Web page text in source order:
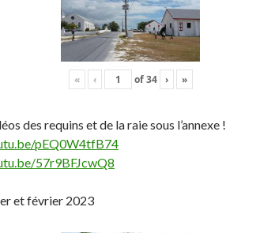
« ‹ of34 › »
des requins et de la raie sous l’annexe !
pEQ0W4tfB74
57r9BFJcwQ8
et février 2023